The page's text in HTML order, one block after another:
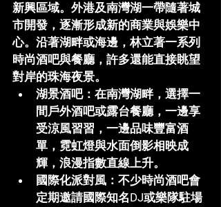
新興區域。外港及南灣湖一帶隨著城
市開發，逐漸形成新的商業與娛樂中
心。沿著湖畔或海邊，林立著一系列
時尚酒吧與餐廳，許多還能直接眺望
對岸的珠海夜景。
湖景酒吧：在南灣湖畔，選擇一
間戶外酒吧或露台餐廳，一邊享
受涼風習習，一邊品味豐富酒
單，霓虹燈與水面倒影相映成
輝，浪漫指數直線上升。
國際化派對風 ：不少時尚酒吧會
定期邀請國際知名DJ或樂隊駐場